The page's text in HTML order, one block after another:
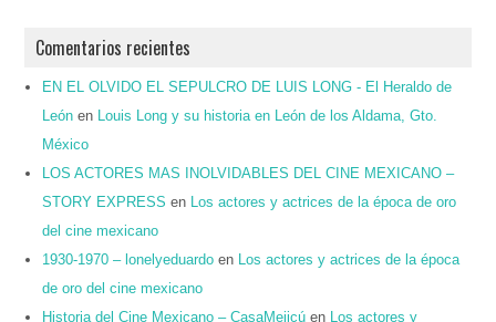
Comentarios recientes
EN EL OLVIDO EL SEPULCRO DE LUIS LONG - El Heraldo de
León en
Louis Long y su historia en León de los Aldama, Gto.
México
LOS ACTORES MAS INOLVIDABLES DEL CINE MEXICANO –
STORY EXPRESS en
Los actores y actrices de la época de oro
del cine mexicano
1930-1970 – lonelyeduardo en
Los actores y actrices de la época
de oro del cine mexicano
Historia del Cine Mexicano – CasaMejicú en
Los actores y